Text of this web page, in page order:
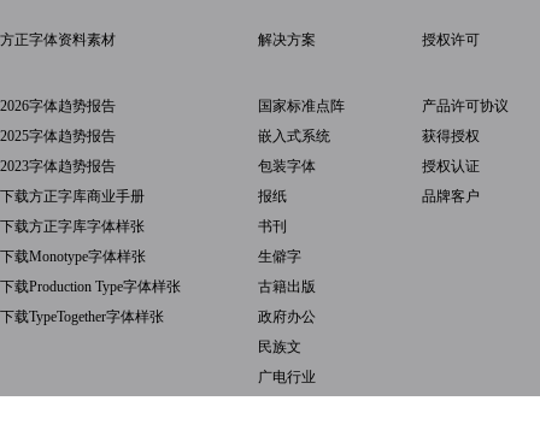
方正字体资料素材
2026字体趋势报告
2025字体趋势报告
2023字体趋势报告
下载方正字库商业手册
下载方正字库字体样张
下载Monotype字体样张
下载Production Type字体样张
下载TypeTogether字体样张
解决方案
国家标准点阵
嵌入式系统
包装字体
报纸
书刊
生僻字
古籍出版
政府办公
民族文
广电行业
授权许可
产品许可协议
获得授权
授权认证
品牌客户